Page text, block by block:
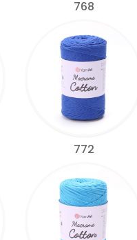
768
772